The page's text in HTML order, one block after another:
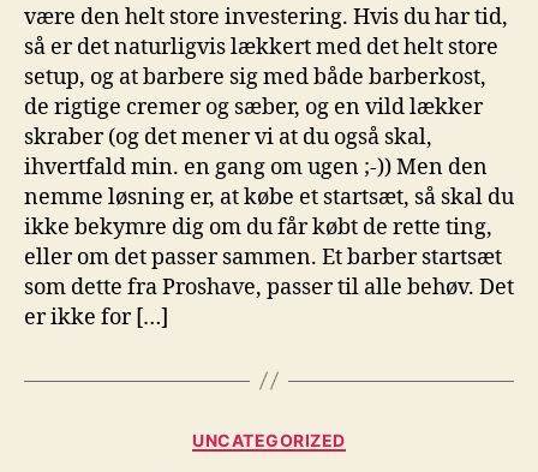
være den helt store investering. Hvis du har tid,
så er det naturligvis lækkert med det helt store
setup, og at barbere sig med både barberkost,
de rigtige cremer og sæber, og en vild lækker
skraber (og det mener vi at du også skal,
ihvertfald min. en gang om ugen ;-)) Men den
nemme løsning er, at købe et startsæt, så skal du
ikke bekymre dig om du får købt de rette ting,
eller om det passer sammen. Et barber startsæt
som dette fra Proshave, passer til alle behøv. Det
er ikke for […]
Kategorier
UNCATEGORIZED